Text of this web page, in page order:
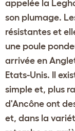
appelée la
son plumage.
résistantes et
une poule
arrivée en
Etats-Unis. Il
simple et, plus
d'Ancône ont
et, dans la